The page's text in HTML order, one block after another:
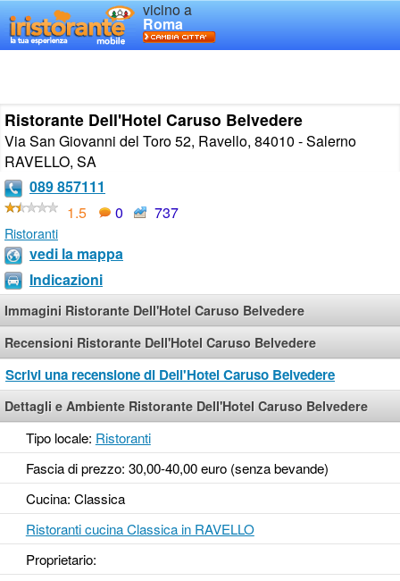
vicino a
Roma
Ristorante Dell'Hotel Caruso Belvedere
Via San Giovanni del Toro 52, Ravello, 84010 - Salerno
RAVELLO, SA
089 857111
1.5
0 737
Ristoranti
vedi la mappa
Indicazioni
Immagini Ristorante Dell'Hotel Caruso Belvedere
Recensioni Ristorante Dell'Hotel Caruso Belvedere
Scrivi una recensione di Dell'Hotel Caruso Belvedere
Dettagli e Ambiente Ristorante Dell'Hotel Caruso Belvedere
Tipo locale: Ristoranti
Fascia di prezzo: 30,00-40,00 euro (senza bevande)
Cucina: Classica
Ristoranti cucina Classica in RAVELLO
Proprietario: